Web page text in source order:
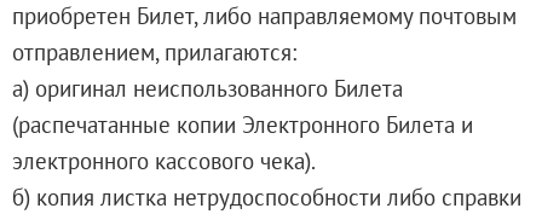
приобретен Билет, либо направляемому почтовым
отправлением, прилагаются:
а) оригинал неиспользованного Билета
(распечатанные копии Электронного Билета и
электронного кассового чека).
б) копия листка нетрудоспособности либо справки